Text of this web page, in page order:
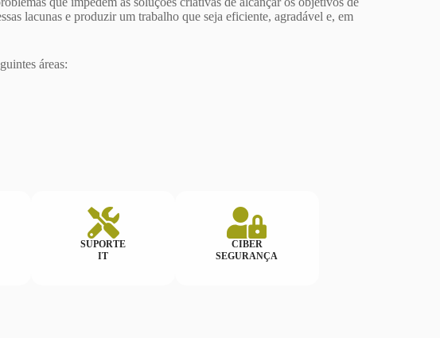
lacunas e produzir um trabalho que seja eficiente, agradável e, em
áreas:
SUPORTE
IT
CIBER
SEGURANÇA